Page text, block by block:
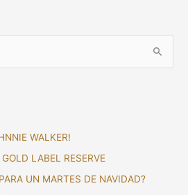
WALKER!
LABEL RESERVE
UN MARTES DE NAVIDAD?